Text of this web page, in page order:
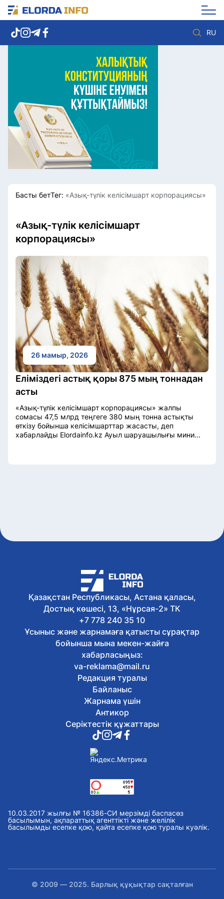
RU
Елорда жаңалықтары
Көзқарас
Саясат
Видео
Әлеумет
Экономика
Спорт
Мәдениет
Басты бетТег: «Азық-түлік келісімшарт корпорациясы»
«Азық-түлік келісімшарт
корпорациясы»
26 мамыр, 2026
Еліміздегі астық қоры 875 мың тоннадан
асты
«Азық-түлік келісімшарт корпорациясы» жалпы
сомасы 47,5 млрд теңгеге 380 мың тонна астықты
өткізу бойынша келісімшарттар жасасты, деп
хабарлайды Elordainfo.kz Ауыл шаруашылығы мини...
Қазақстан Республикасы, Астана қаласы,
Достық көшесі, 13, «Нұрсая-2» ТК
+7 778 240 35 10
Ұсыныс және жарнамаға қатысты сұрақтар
бойынша мына мекен-жайға
хабарласыңыз:
va-reklama@mail.ru
Редакция туралы
Байланыс
Жарнама үшін
Антикор
Серіктестік құжаттары
10.03.2017 жылғы № 16386-СИ мерзімді баспасөз
басылымын, ақпараттық агенттікті және желілік
басылымды есепке қою, қайта есепке қою туралы куәлік.
© 2009 — 2025. Барлық құқықтар сақталған